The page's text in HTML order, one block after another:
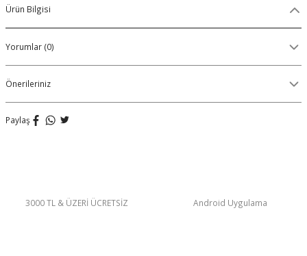
Ürün Bilgisi
Yorumlar (0)
Önerileriniz
Paylaş
3000 TL & ÜZERİ ÜCRETSİZ Android Uygulama